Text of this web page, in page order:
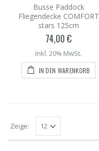
Busse Paddock
Fliegendecke COMFORT
stars 125cm
74,00 €
Inkl. 20% MwSt.
IN DEN WARENKORB
Zeige: